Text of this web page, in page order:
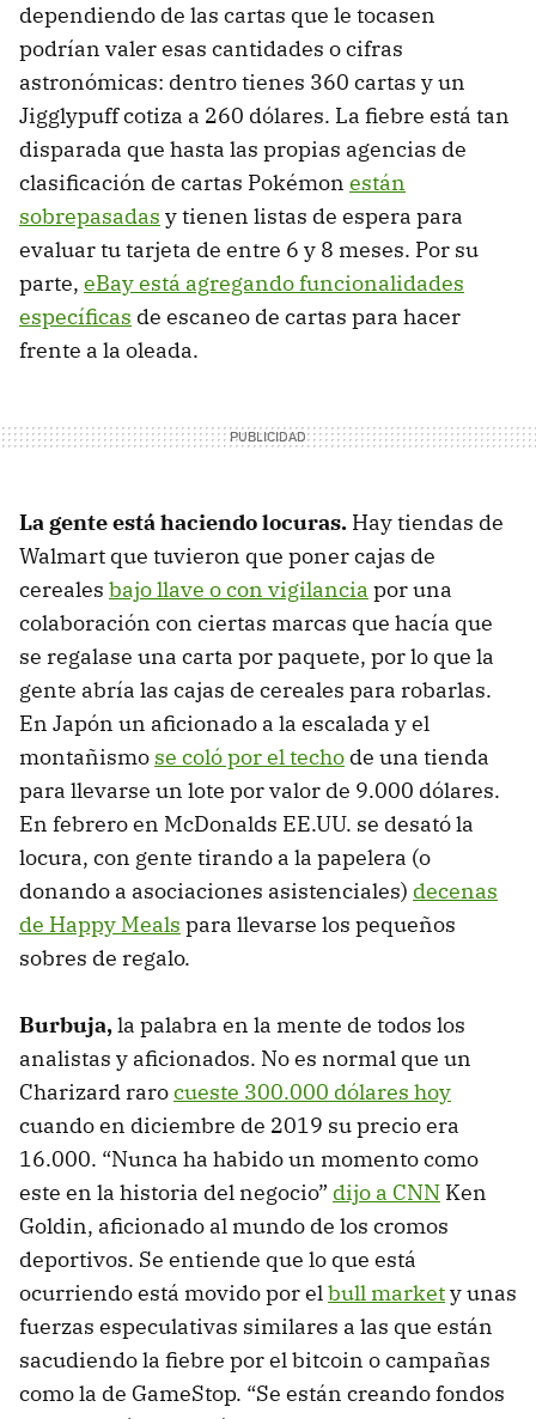
dependiendo de las cartas que le tocasen
podrían valer esas cantidades o cifras
astronómicas: dentro tienes 360 cartas y un
Jigglypuff cotiza a 260 dólares. La fiebre está tan
disparada que hasta las propias agencias de
clasificación de cartas Pokémon están
sobrepasadas y tienen listas de espera para
evaluar tu tarjeta de entre 6 y 8 meses. Por su
parte, eBay está agregando funcionalidades
específicas de escaneo de cartas para hacer
frente a la oleada.
La gente está haciendo locuras. Hay tiendas de
Walmart que tuvieron que poner cajas de
cereales bajo llave o con vigilancia por una
colaboración con ciertas marcas que hacía que
se regalase una carta por paquete, por lo que la
gente abría las cajas de cereales para robarlas.
En Japón un aficionado a la escalada y el
montañismo se coló por el techo de una tienda
para llevarse un lote por valor de 9.000 dólares.
En febrero en McDonalds EE.UU. se desató la
locura, con gente tirando a la papelera (o
donando a asociaciones asistenciales) decenas
de Happy Meals para llevarse los pequeños
sobres de regalo.
Burbuja,la palabra en la mente de todos los
analistas y aficionados. No es normal que un
Charizard rarocueste 300.000 dólares hoy
cuando en diciembre de 2019 su precio era
16.000. “Nunca ha habido un momento como
este en la historia del negocio” dijo a CNN Ken
Goldin, aficionado al mundo de los cromos
deportivos. Se entiende que lo que está
ocurriendo está movido por elbull markety unas
fuerzas especulativas similares a las que están
sacudiendo la fiebre por el bitcoin o campañas
como la de GameStop. “Se están creando fondos